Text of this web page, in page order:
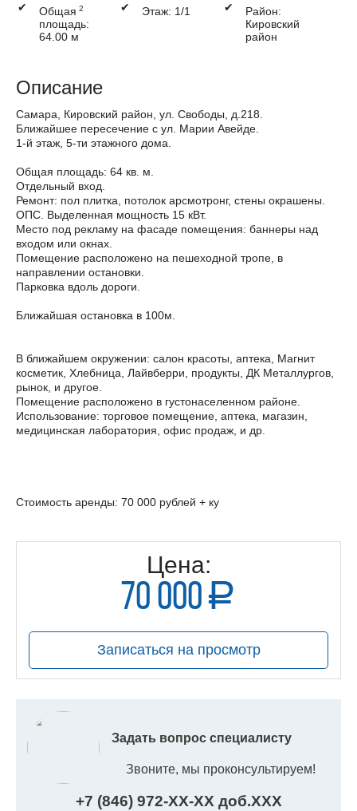
✔
Общая
площадь:
64.00 м
2 ✔ Этаж: 1/1 ✔
Район:
Кировский
район
Описание
Самара, Кировский район, ул. Свободы, д.218.
Ближайшее пересечение с ул. Марии Авейде.
1-й этаж, 5-ти этажного дома.
Общая площадь: 64 кв. м.
Отдельный вход.
Ремонт: пол плитка, потолок арсмотронг, стены окрашены.
ОПС. Выделенная мощность 15 кВт.
Место под рекламу на фасаде помещения: баннеры над
входом или окнах.
Помещение расположено на пешеходной тропе, в
направлении остановки.
Парковка вдоль дороги.
Ближайшая остановка в 100м.
В ближайшем окружении: салон красоты, аптека, Магнит
косметик, Хлебница, Лайвберри, продукты, ДК Металлургов,
рынок, и другое.
Помещение расположено в густонаселенном районе.
Использование: торговое помещение, аптека, магазин,
медицинская лаборатория, офис продаж, и др.
Стоимость аренды: 70 000 рублей + ку
Цена:
70 000 a
руб.
Записаться на просмотр
Задать вопрос специалисту
Звоните, мы проконсультируем!
+7 (846) 972-XX-XXдоб.XXX